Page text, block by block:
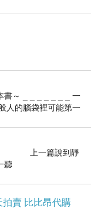
經賣完，已沒有
賣，就線上預
價格還真的頗殺
近燦坤狂打快3
候趕緊下手，超
獨顯筆電 15-
書～ _ _ _ _ _ _ _ 一
人的腦袋裡可能第一
鳳 上一篇說到靜
聽
拍賣 比比昂代購